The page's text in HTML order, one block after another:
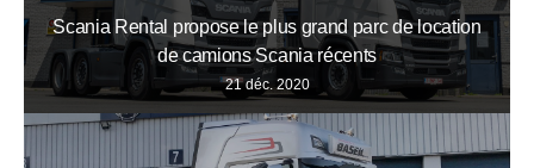
Scania Rental propose le plus grand parc de location
de camions Scania récents
21 déc. 2020